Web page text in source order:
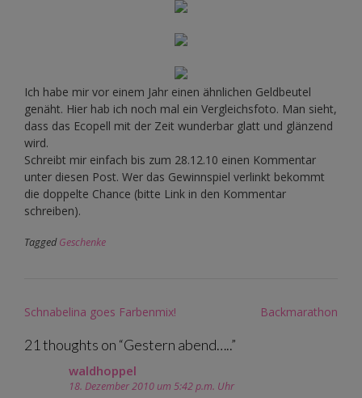
Ich habe mir vor einem Jahr einen ähnlichen Geldbeutel
genäht. Hier hab ich noch mal ein Vergleichsfoto. Man sieht,
dass das Ecopell mit der Zeit wunderbar glatt und glänzend
wird.
Schreibt mir einfach bis zum 28.12.10 einen Kommentar
unter diesen Post. Wer das Gewinnspiel verlinkt bekommt
die doppelte Chance (bitte Link in den Kommentar
schreiben).
TaggedGeschenke
Post
Schnabelina goes Farbenmix! Backmarathon
21 thoughts on “Gestern abend…..”
waldhoppel
18. Dezember 2010 um 5:42 p.m. Uhr